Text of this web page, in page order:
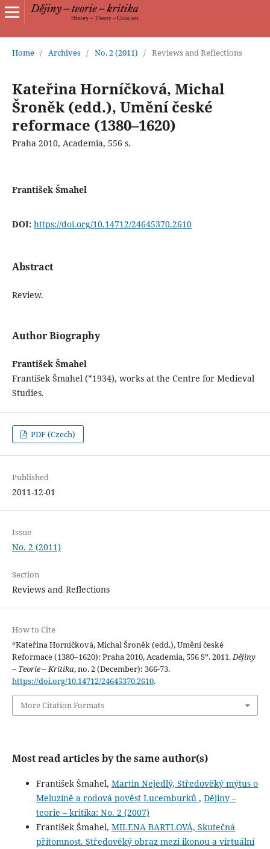
Home / Archives / No. 2 (2011) / Reviews and Reflections
Kateřina Horníčková, Michal
Šroněk (edd.), Umění české
reformace (1380–1620)
Praha 2010, Academia, 556 s.
František Šmahel
DOI: https://doi.org/10.14712/24645370.2610
Abstract
Review.
Author Biography
František Šmahel
František Šmahel (*1934), works at the Centre for Medieval
Studies.
PDF (Czech)
Published
2011-12-01
Issue
No. 2 (2011)
Section
Reviews and Reflections
How to Cite
“Kateřina Horníčková, Michal Šroněk (edd.), Umění české
Reformace (1380–1620): Praha 2010, Academia, 556 S”. 2011.Dějiny
– Teorie – Kritika, no. 2 (December): 366-73.
https://doi.org/10.14712/24645370.2610.
More Citation Formats
Most read articles by the same author(s)
František Šmahel, Martin Nejedlý, Středověký mýtus o
Meluzíně a rodová pověst Lucemburků , Dějiny –
teorie – kritika: No. 2 (2007)
František Šmahel, MILENA BARTLOVÁ, Skutečná
přítomnost. Středověký obraz mezi ikonou a virtuální